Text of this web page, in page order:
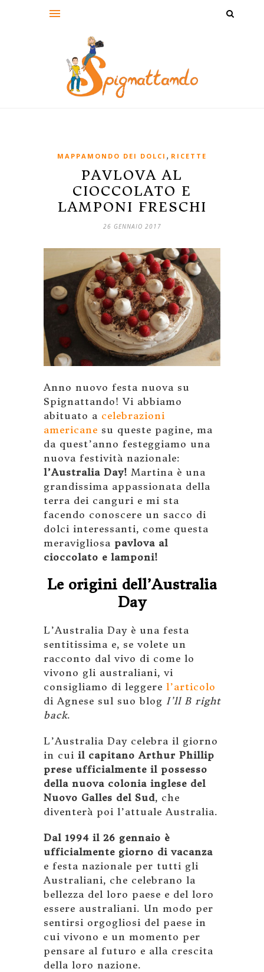
MAPPAMONDO DEI DOLCI , RICETTE
PAVLOVA AL
CIOCCOLATO E
LAMPONI FRESCHI
26 GENNAIO 2017
Anno nuovo festa nuova su
Spignattando! Vi abbiamo
abituato a celebrazioni
americane su queste pagine, ma
da quest’anno festeggiamo una
nuova festività nazionale:
l’Australia Day! Martina è una
grandissima appassionata della
terra dei canguri e mi sta
facendo conoscere un sacco di
dolci interessanti, come questa
meravigliosa pavlova al
cioccolato e lamponi!
Le origini dell’Australia
Day
L’Australia Day è una festa
sentitissima e, se volete un
racconto dal vivo di come lo
vivono gli australiani, vi
consigliamo di leggere l’articolo
di Agnese sul suo blog I’ll B right
back.
L’Australia Day celebra il giorno
in cui il capitano Arthur Phillip
prese ufficialmente il possesso
della nuova colonia inglese del
Nuovo Galles del Sud, che
diventerà poi l’attuale Australia.
Dal 1994 il 26 gennaio è
ufficialmente giorno di vacanza
e festa nazionale per tutti gli
Australiani, che celebrano la
bellezza del loro paese e del loro
essere australiani. Un modo per
sentirsi orgogliosi del paese in
cui vivono e un momento per
pensare al futuro e alla crescita
della loro nazione.